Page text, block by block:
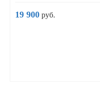
19 900 руб.